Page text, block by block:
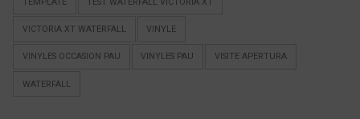
VICTORIA XT WATERFALL VINYLE
VINYLES OCCASION PAU VINYLES PAU VISITE APERTURA
WATERFALL